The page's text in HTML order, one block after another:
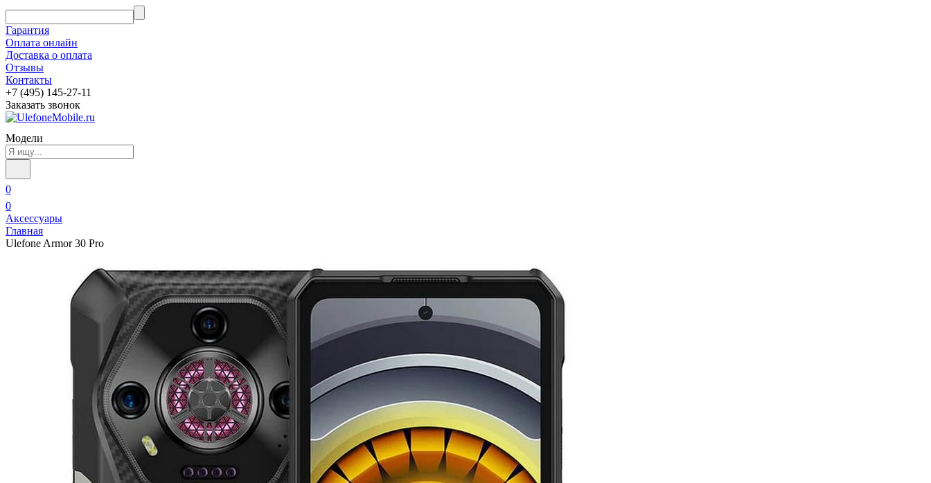
Гарантия
Оплата онлайн
Доставка о оплата
Отзывы
Контакты
+7 (495) 145-27-11
Заказать звонок
Модели
0
0
Аксессуары
Главная
Ulefone Armor 30 Pro